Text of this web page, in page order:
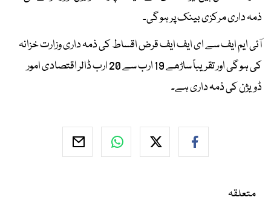
ذمہ داری مرکزی بینک پر ہو گی۔
آئی ایم ایف سے ای ایف ایف قرض اقساط کی ذمہ داری وزارت خزانہ
کی ہو گی اور تقریباً ساڑھے 19 ارب سے 20 ارب ڈالر اقتصادی امور
ڈویژن کی ذمہ داری ہے۔
متعلقہ